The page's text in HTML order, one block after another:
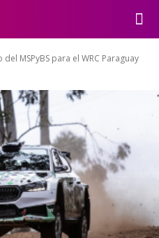
MSPyBS para el WRC Paraguay